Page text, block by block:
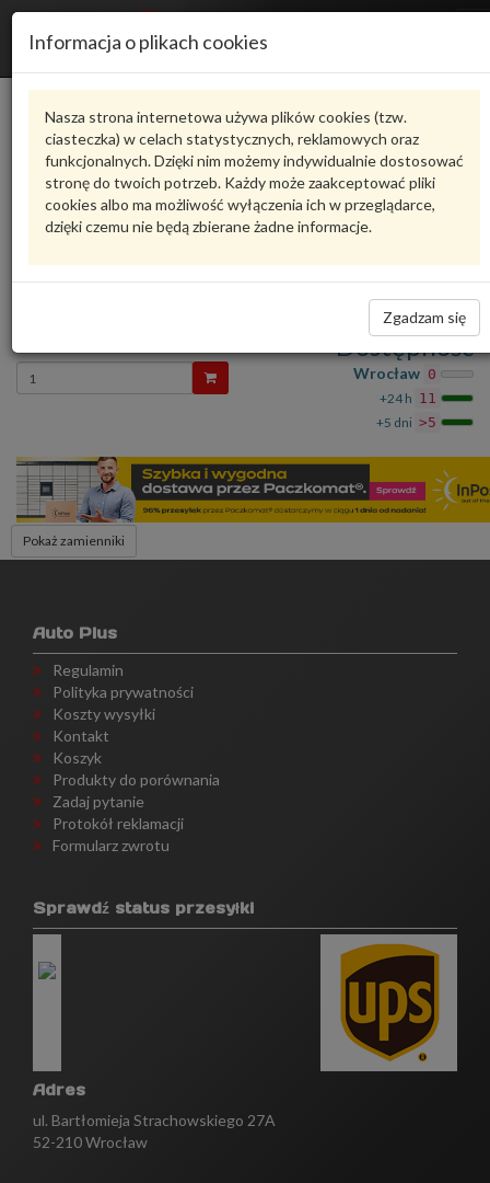
Informacja o plikach cookies
Nasza strona internetowa używa plików cookies (tzw.
ciasteczka) w celach statystycznych, reklamowych oraz
funkcjonalnych. Dzięki nim możemy indywidualnie dostosować
stronę do twoich potrzeb. Każdy może zaakceptować pliki
cookies albo ma możliwość wyłączenia ich w przeglądarce,
dzięki czemu nie będą zbierane żadne informacje.
Zgadzam się
Karta produktu
N91095601VAG
VAG - produkt oryginalny VW AUDI SEAT SKODA
O-ring N91095601 VAG
Wprowadź
ilość
Dostępność
Wrocław 0
+24 h 11
+5 dni >5
Pokaż zamienniki
Auto Plus
Regulamin
Polityka prywatności
Koszty wysyłki
Kontakt
Koszyk
Produkty do porównania
Zadaj pytanie
Protokół reklamacji
Formularz zwrotu
Sprawdź status przesyłki
Adres
ul. Bartłomieja Strachowskiego 27A
52-210 Wrocław